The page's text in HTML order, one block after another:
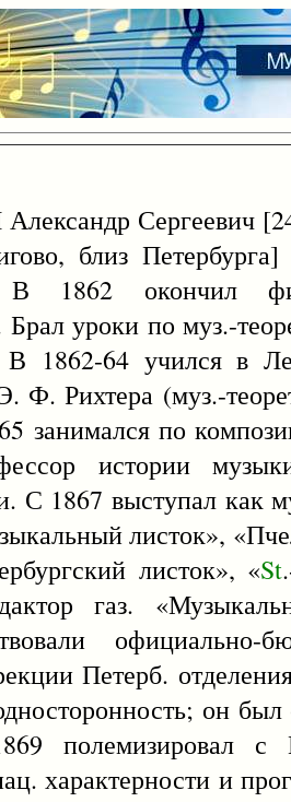
Сергеевич
близ
В 1862 окончил
Брал уроки по муз.-
1862-64 учился в
Ф. Рихтера (муз.-
занимался по
истории
С 1867 выступал как
листок»,
листок», «St
газ.
Петерб.
он
полемизировал
характерности и